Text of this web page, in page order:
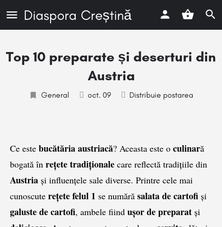
Diaspora Creștină
Top 10 preparate și deserturi din
Austria
General oct. 09 Distribuie postarea
Ce este bucătăria austriacă? Aceasta este o culinară
bogată în rețete tradiționale care reflectă tradițiile din
Austria și influențele sale diverse. Printre cele mai
cunoscute rețete felul 1 se numără salata de cartofi și
galuste de cartofi, ambele fiind ușor de preparat și